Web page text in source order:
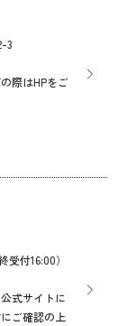
3
際はHPをご
受付16:00）⁡⁡⁡⁡⁡⁡⁡⁡⁡⁡⁡⁡⁡⁡⁡⁡⁡⁡⁡⁡⁡⁡⁡⁡⁡⁡⁡⁡⁡⁡⁡⁡⁡⁡⁡⁡⁡⁡⁡⁡⁡⁡⁡⁡⁡⁡⁡⁡⁡⁡⁡⁡⁡⁡⁡⁡⁡⁡⁡⁡⁡⁡⁡⁡⁡⁡⁡⁡⁡⁡⁡⁡⁡⁡⁡⁡⁡⁡⁡⁡⁡⁡⁡⁡⁡⁡⁡⁡⁡⁡⁡⁡⁡⁡⁡⁡⁡⁡⁡⁡⁡⁡⁡⁡⁡⁡⁡⁡⁡⁡⁡⁡⁡⁡⁡⁡⁡⁡⁡⁡⁡⁡⁡⁡⁡⁡⁡⁡⁡⁡⁡⁡⁡⁡⁡⁡⁡⁡⁡⁡⁡⁡⁡⁡⁡⁡⁡⁡⁡⁡⁡⁡⁡⁡⁡⁡⁡⁡⁡⁡⁡⁡⁡⁡⁡⁡⁡⁡⁡⁡⁡⁡⁡⁡⁡⁡⁡⁡⁡⁡⁡⁡⁡⁡⁡⁡⁡⁡⁡⁡⁡⁡⁡⁡⁡⁡⁡⁡⁡⁡⁡⁡⁡⁡⁡⁡⁡⁡⁡⁡⁡⁡⁡⁡⁡⁡⁡⁡⁡⁡⁡⁡⁡⁡⁡⁡⁡⁡⁡⁡⁡⁡⁡⁡⁡⁡⁡⁡⁡⁡⁡⁡⁡⁡⁡⁡⁡⁡⁡⁡⁡⁡⁡⁡⁡⁡⁡⁡⁡⁡⁡⁡⁡⁡⁡⁡⁡⁡⁡⁡⁡⁡⁡⁡⁡⁡⁡⁡⁡⁡⁡⁡⁡⁡⁡⁡⁡⁡⁡⁡⁡⁡⁡⁡⁡⁡⁡⁡⁡⁡⁡⁡⁡⁡⁡⁡⁡⁡⁡⁡⁡⁡⁡⁡⁡⁡⁡⁡⁡⁡⁡⁡⁡⁡⁡⁡⁡⁡⁡⁡⁡⁡⁡⁡⁡⁡⁡⁡⁡⁡⁡⁡⁡⁡⁡⁡⁡⁡⁡⁡⁡⁡
式サイトに
ご確認の上